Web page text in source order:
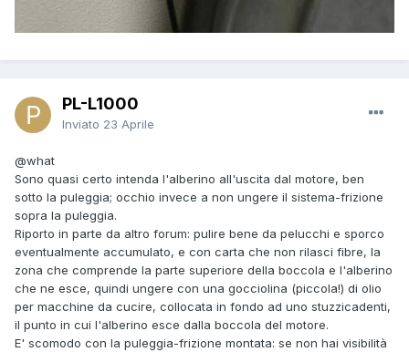
PL-L1000
Inviato 23 Aprile
@what
Sono quasi certo intenda l'alberino all'uscita dal motore, ben
sotto la puleggia; occhio invece a non ungere il sistema-frizione
sopra la puleggia.
Riporto in parte da altro forum: pulire bene da pelucchi e sporco
eventualmente accumulato, e con carta che non rilasci fibre, la
zona che comprende la parte superiore della boccola e l'alberino
che ne esce, quindi ungere con una gocciolina (piccola!) di olio
per macchine da cucire, collocata in fondo ad uno stuzzicadenti,
il punto in cui l'alberino esce dalla boccola del motore.
E' scomodo con la puleggia-frizione montata: se non hai visibilità